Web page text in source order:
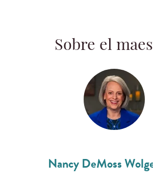
Sobre el
Nancy DeMoss